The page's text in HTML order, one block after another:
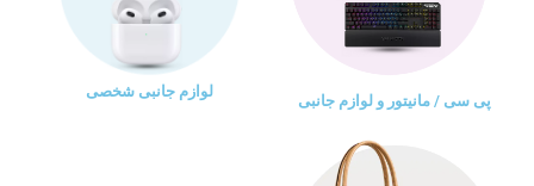
پی سی / مانیتور و لوازم جانبی
لوازم جانبی شخصی